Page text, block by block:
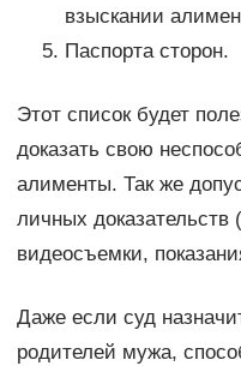
взыскании
Паспорта сторон.
Этот список будет
доказать свою
алименты. Так же
личных
видеосъемки,
Даже если суд
родителей мужа,